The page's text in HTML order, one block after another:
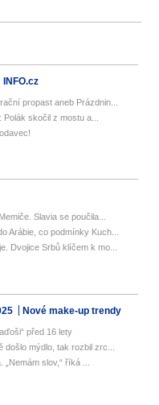
INFO.cz
propast aneb Prázdnin...
skočil z mostu a...
Slavia se poučila...
Arábie, co podmínky Kuch...
Dvojice Srbů klíčem k mo...
Nové make-up trendy
před 16 lety
mýdlo, tak rozbil zrc...
slov,“ říká ...